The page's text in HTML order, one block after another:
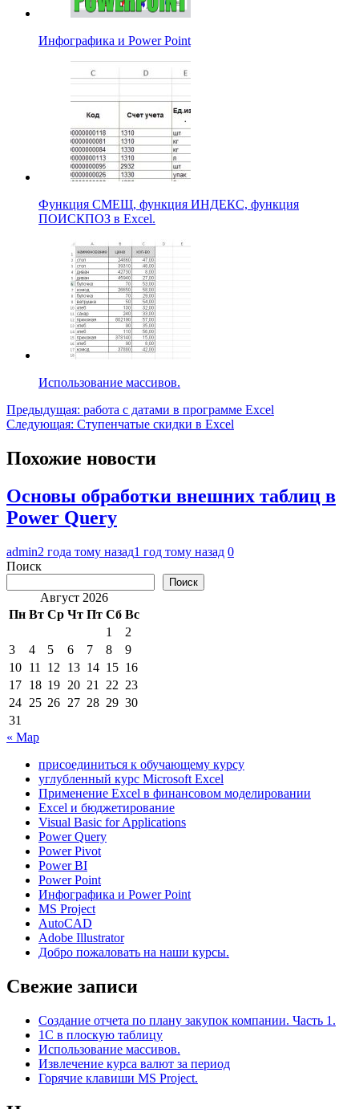
Инфографика и Power Point
Функция СМЕЩ, функция ИНДЕКС, функция
ПОИСКПОЗ в Excel.
Использование массивов.
Навигация
по
записям
Предыдущая: работа с датами в программе Excel
Следующая: Ступенчатые скидки в Excel
Похожие новости
Основы обработки внешних таблиц в
Power Query
admin2 года тому назад1 год тому назад 0
Поиск
Поиск
Август 2026
Пн Вт Ср Чт Пт Сб Вс
1
2
3
4 5 6 7 8
9
10 11 12 13 14 15 16
17 18 19 20 21 22 23
24 25 26 27 28 29 30
31
« Мар
присоединиться к обучающему курсу
углубленный курс Microsoft Excel
Применение Excel в финансовом моделировании
Excel и бюджетирование
Visual Basic for Applications
Power Query
Power Pivot
Power BI
Power Point
Инфографика и Power Point
MS Project
AutoCAD
Adobe Illustrator
Добро пожаловать на наши курсы.
Свежие записи
Создание отчета по плану закупок компании. Часть 1.
1С в плоскую таблицу
Использование массивов.
Извлечение курса валют за период
Горячие клавиши MS Project.